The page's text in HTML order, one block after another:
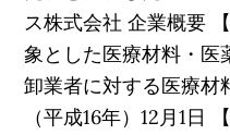
ス株式会社 企業概要
象とした医療材料・医
卸業者に対する医療
（平成16年）12月1日